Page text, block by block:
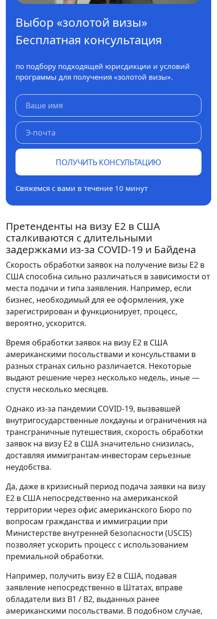
Выбор «золотой визы»
Бесплатная консультация
по подбору подходящей юрисдикции и условий
программы для получения «золотой визы».
ПОЛУЧИТЬ КОНСУЛЬТАЦИЮ
Свяжемся с вами в течение 10 минут
Претенденты на визу E2 в США
сталкиваются с длительными
задержками из-за COVID-19 и Байдена
Скорость обработки заявок на получение визы E2 в
США способна сильно различаться в зависимости от
места подачи и типа заявления. Например, если
бизнес, необходимый для ее оформления, уже
зарегистрирован и функционирует, процесс,
вероятно, ускорится.
Время обработки заявок на визу E2 в США
американскими посольствами и консульствами в
разных странах сильно различается. Некоторые
выдают решение через несколько недель, иные —
спустя несколько месяцев.
Однако из-за пандемии COVID-19, вызвавшей
внутригосударственные локдауны и ограничения на
трансграничные путешествия, скорость обработки
заявок на визу E2 в США значительно снизилась,
доставляя иммигрантам-инвесторам серьезные
неудобства.
Да, даже в кризисный период подача заявки на визу
E2 в США непосредственно на американской
территории через офис американского Бюро по
вопросам гражданства и иммиграции при
Министерстве внутренней безопасности (USCIS)
позволяет ускорить процесс с использованием
премиальной обработки.
Например, получить визу E2 в США, подавая
заявление непосредственно в Штатах, вправе
обладатели виз B1 / B2, выданных ранее
американскими посольствами. В подобном случае,